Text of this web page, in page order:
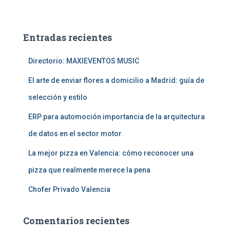
r
Entradas recientes
Directorio: MAXIEVENTOS MUSIC
El arte de enviar flores a domicilio a Madrid: guía de
selección y estilo
ERP para automoción importancia de la arquitectura
de datos en el sector motor
La mejor pizza en Valencia: cómo reconocer una
pizza que realmente merece la pena
Chofer Privado Valencia
Comentarios recientes